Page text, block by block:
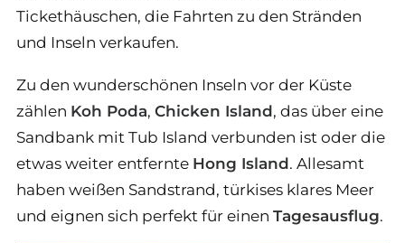
Tickethäuschen, die Fahrten zu den Stränden
und Inseln verkaufen.
Zu den wunderschönen Inseln vor der Küste
zählen Koh Poda, Chicken Island, das über eine
Sandbank mit Tub Island verbunden ist oder die
etwas weiter entfernte Hong Island. Allesamt
haben weißen Sandstrand, türkises klares Meer
und eignen sich perfekt für einen Tagesausflug.